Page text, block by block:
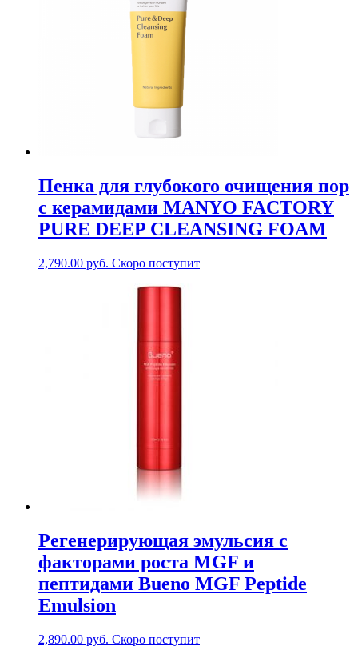
Пенка для глубокого очищения пор
с керамидами MANYO FACTORY
PURE DEEP CLEANSING FOAM
2,790.00 руб. Скоро поступит
Регенерирующая эмульсия с
факторами роста MGF и
пептидами Bueno MGF Peptide
Emulsion
2,890.00 руб. Скоро поступит